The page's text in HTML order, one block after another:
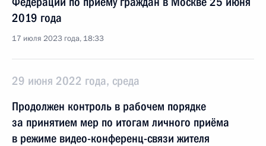
2019 года
17 июля 2023 года, 18:33
29 июня 2022 года, среда
Продолжен контроль в рабочем порядке
за принятием мер по итогам личного приёма
в режиме видео-конференц-связи жителя